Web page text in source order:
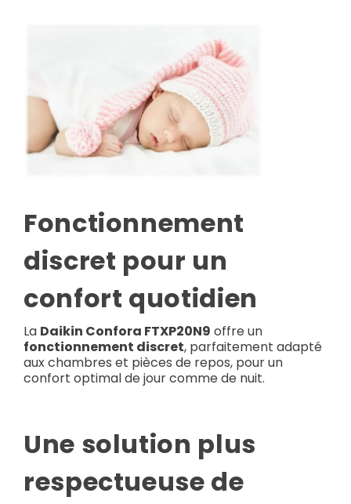
Fonctionnement
discret pour un
confort quotidien
La Daikin Confora FTXP20N9 offre un
fonctionnement discret, parfaitement adapté
aux chambres et pièces de repos, pour un
confort optimal de jour comme de nuit.
Une solution plus
respectueuse de